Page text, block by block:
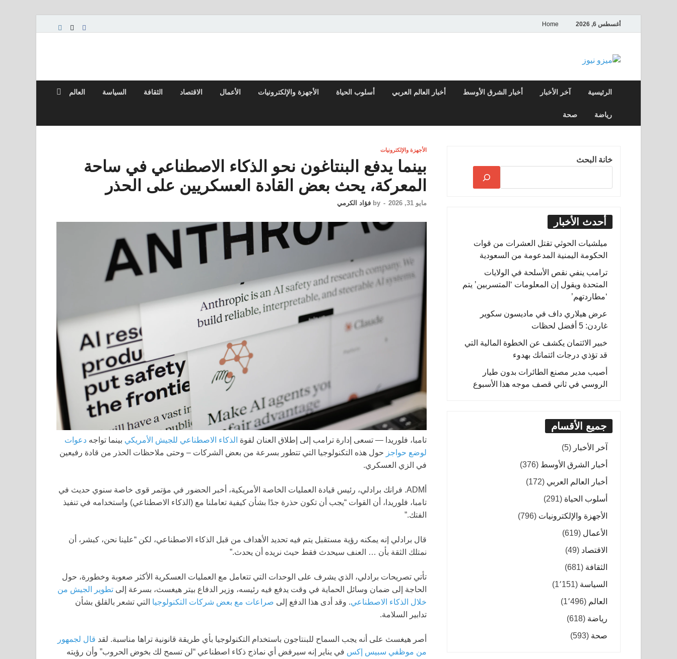
أغسطس 6, 2026 Home
ميزو نيوز
الرئيسية آخر الأخبار أخبار الشرق الأوسط أخبار العالم العربي أسلوب الحياة الأجهزة والإلكترونيات الأعمال الاقتصاد الثقافة السياسة العالم
رياضة صحة
الأجهزة والإلكترونيات
بينما يدفع البنتاغون نحو الذكاء الاصطناعي في ساحة
المعركة، يحث بعض القادة العسكريين على الحذر
مايو 31, 2026 -
by فؤاد الكرمي
تامبا، فلوريدا — تسعى إدارة ترامب إلى إطلاق العنان لقوة الذكاء الاصطناعي للجيش الأمريكي بينما تواجه دعوات
لوضع حواجز حول هذه التكنولوجيا التي تتطور بسرعة من بعض الشركات – وحتى ملاحظات الحذر من قادة رفيعين
في الزي العسكري.
أADM. فرانك برادلي، رئيس قيادة العمليات الخاصة الأمريكية، أخبر الحضور في مؤتمر قوى خاصة سنوي حديث في
تامبا، فلوريدا، أن القوات “يجب أن تكون حذرة جدًا بشأن كيفية تعاملنا مع (الذكاء الاصطناعي) واستخدامه في تنفيذ
الفتك.”
قال برادلي إنه يمكنه رؤية مستقبل يتم فيه تحديد الأهداف من قبل الذكاء الاصطناعي، لكن “علينا نحن، كبشر، أن
نمتلك الثقة بأن … العنف سيحدث فقط حيث نريده أن يحدث.”
تأتي تصريحات برادلي، الذي يشرف على الوحدات التي تتعامل مع العمليات العسكرية الأكثر صعوبة وخطورة، حول
الحاجة إلى ضمان وسائل الحماية في وقت يدفع فيه رئيسه، وزير الدفاع بيتر هيغسث، بسرعة إلى تطوير الجيش من
خلال الذكاء الاصطناعي. وقد أدى هذا الدفع إلى صراعات مع بعض شركات التكنولوجيا التي تشعر بالقلق بشأن
تدابير السلامة.
أصر هيغسث على أنه يجب السماح للبنتاجون باستخدام التكنولوجيا بأي طريقة قانونية تراها مناسبة. لقد قال لجمهور
من موظفي سبيس إكس في يناير إنه سيرفض أي نماذج ذكاء اصطناعي “لن تسمح لك بخوض الحروب” وأن رؤيته
خانة البحث
أحدث الأخبار
ميلشيات الحوثي تقتل العشرات من قوات
الحكومة اليمنية المدعومة من السعودية
ترامب ينفي نقص الأسلحة في الولايات
المتحدة ويقول إن المعلومات ‘المتسربين’ يتم
‘مطاردتهم’
عرض هيلاري داف في ماديسون سكوير
غاردن: 5 أفضل لحظات
خبير الائتمان يكشف عن الخطوة المالية التي
قد تؤذي درجات ائتمانك بهدوء
أصيب مدير مصنع الطائرات بدون طيار
الروسي في ثاني قصف موجه هذا الأسبوع
جميع الأقسام
آخر الأخبار (5)
أخبار الشرق الأوسط (376)
أخبار العالم العربي (172)
أسلوب الحياة (291)
الأجهزة والإلكترونيات (796)
الأعمال (619)
الاقتصاد (49)
الثقافة (681)
السياسة (1٬151)
العالم (1٬496)
رياضة (618)
صحة (593)